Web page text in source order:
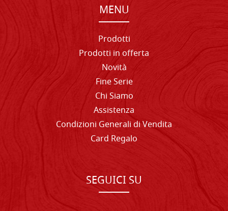
MENU
Prodotti
Prodotti in offerta
Novità
Fine Serie
Chi Siamo
Assistenza
Condizioni Generali di Vendita
Card Regalo
SEGUICI SU